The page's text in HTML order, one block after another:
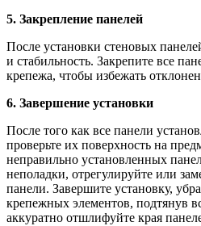
5. Закрепление панелей
После установки стеновых
и стабильность. Закрепите все
крепежа, чтобы избежать
6. Завершение установки
После того как все панели
проверьте их поверхность на
неправильно установленных
неполадки, отрегулируйте или
панели. Завершите установку,
крепежных элементов, подтянув
аккуратно отшлифуйте края